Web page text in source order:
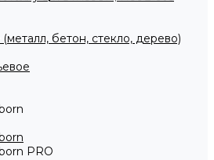
бетон, стекло, дерево)
PRO